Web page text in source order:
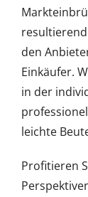
den
Einkäufer.
in der
leichte
Profitieren